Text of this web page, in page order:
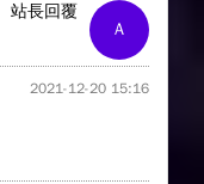
A
站長回覆
2021-12-20 15:16